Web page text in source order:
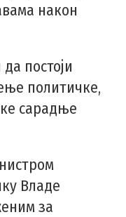
након
постоји
политичке,
сарадње
Владе
за